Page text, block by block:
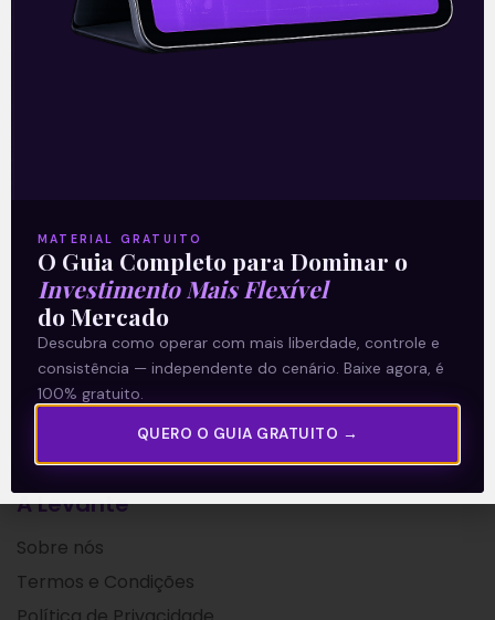
Cury (CURY3): Prévia do 4T20
Leia mais
21/01/2021
A Levante
Sobre nós
Termos e Condições
MATERIAL GRATUITO
O Guia Completo para Dominar o
Investimento Mais Flexível
do Mercado
Descubra como operar com mais liberdade, controle e
consistência — independente do cenário. Baixe agora, é
100% gratuito.
QUERO O GUIA GRATUITO →